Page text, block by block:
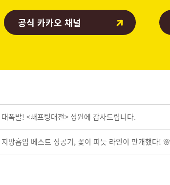
공식 카카오 채널
폭발! <빼프팅대전> 성원에 감사드립니다.
방흡입 베스트 성공기, 꽃이 피듯 라인이 만개했다! 🌸